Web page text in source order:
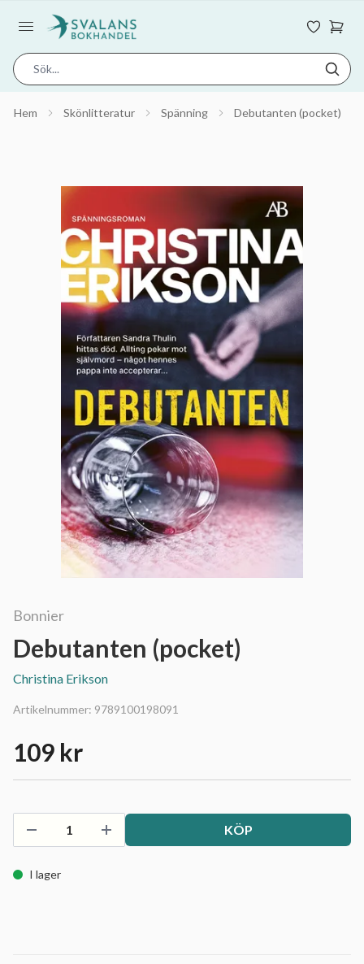
Hem Skönlitteratur Spänning Debutanten (pocket)
Bonnier
Debutanten (pocket)
Christina Erikson
Artikelnummer: 9789100198091
109 kr
KÖP
I lager